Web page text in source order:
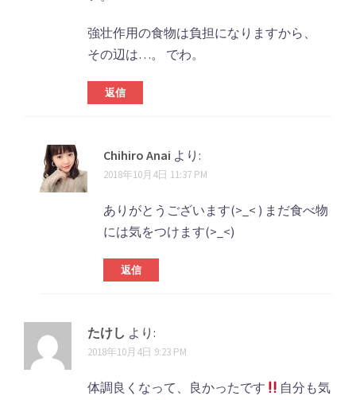
ョ
ン
強壮作用の食物は負担になりますから、
その辺は…。 でわ。
返信
Chihiro Anai より:
2018年10月4日 11:37 PM
ありがとうございます(>_< ) まだ食べ物
には気をつけます(>_<)
返信
たけし より:
2018年10月4日 9:23 PM
体調良くなって、良かったです
自分も気